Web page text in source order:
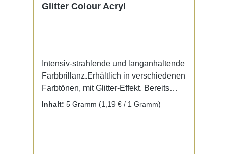
Glitter Colour Acryl
Intensiv-strahlende und langanhaltende
Farbbrillanz.Erhältlich in verschiedenen
Farbtönen, mit Glitter-Effekt. Bereits
fertig zur Benutzung mit Liquid. Kein
Inhalt: 5 Gramm (1,19 € / 1 Gramm)